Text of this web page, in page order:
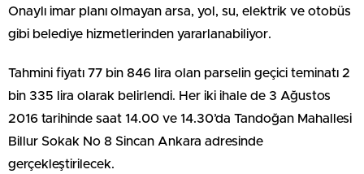
Onaylı imar planı olmayan arsa, yol, su, elektrik ve otobüs
gibi belediye hizmetlerinden yararlanabiliyor.
Tahmini fiyatı 77 bin 846 lira olan parselin geçici teminatı 2
bin 335 lira olarak belirlendi. Her iki ihale de 3 Ağustos
2016 tarihinde saat 14.00 ve 14.30’da Tandoğan Mahallesi
Billur Sokak No 8 Sincan Ankara adresinde
gerçekleştirilecek.